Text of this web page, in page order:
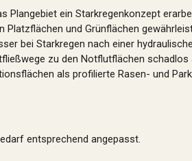
Plangebiet ein Starkregenkonzept
und Grünflächen
bei Starkregen nach einer
zu den Notflutflächen
als profilierte Rasen- und
entsprechend angepasst.